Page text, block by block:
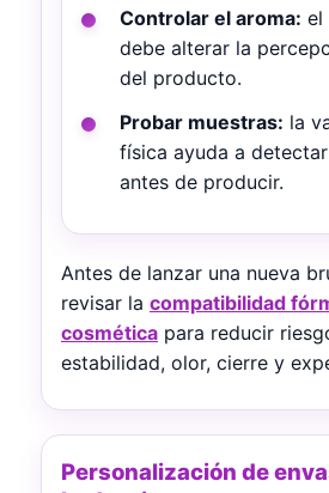
Controlar el aroma: el
debe alterar la
del producto.
Probar muestras: la
física ayuda a
antes de producir.
Antes de lanzar una nueva
revisar la compatibilidad
cosmética para reducir
estabilidad, olor, cierre y
Personalización de